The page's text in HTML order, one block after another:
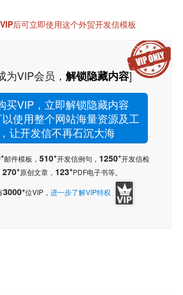
后可立即使用这个外贸开发信模板
为VIP会员， 解锁隐藏内容]
买VIP，立即解锁隐藏内容
使用整个网站海量资源及工
让开发信不再石沉大海
+邮件模板， 510+开发信例句， 1250+开发信检
270+原创文章， 123+PDF电子书等。
3000+位VIP， 进一步了解VIP特权